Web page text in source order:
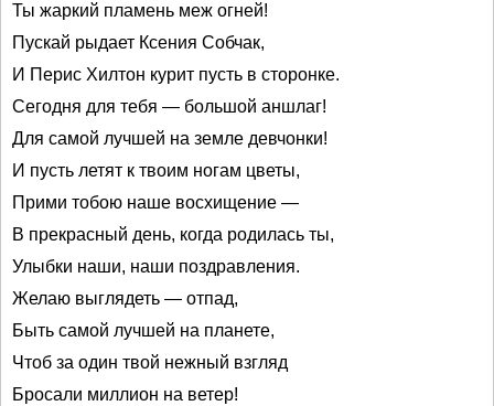
Ты жаркий пламень меж огней!
Пускай рыдает Ксения Собчак,
И Перис Хилтон курит пусть в сторонке.
Сегодня для тебя — большой аншлаг!
Для самой лучшей на земле девчонки!
И пусть летят к твоим ногам цветы,
Прими тобою наше восхищение —
В прекрасный день, когда родилась ты,
Улыбки наши, наши поздравления.
Желаю выглядеть — отпад,
Быть самой лучшей на планете,
Чтоб за один твой нежный взгляд
Бросали миллион на ветер!